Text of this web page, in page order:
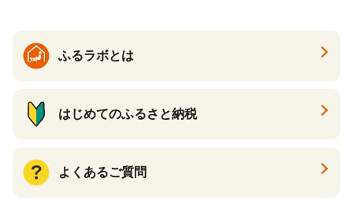
ふるラボとは
はじめてのふるさと納税
よくあるご質問